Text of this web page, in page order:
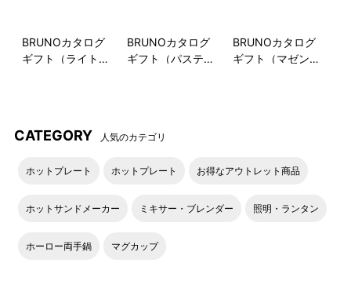
が異なるのもポイント。
BRUNOカタログ
ギフト（ライトブ
BRUNOカタログ
ギフト（パステル
BRUNOカタログ
ギフト（マゼンタ
CATEGORY 人気のカテゴリ
ホットプレート ホットプレート お得なアウトレット商品
ホットサンドメーカー ミキサー・ブレンダー 照明・ランタン
ホーロー両手鍋 マグカップ